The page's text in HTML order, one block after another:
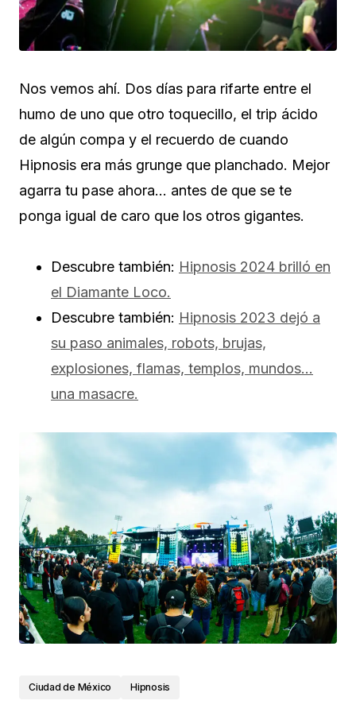
Nos vemos ahí. Dos días para rifarte entre el
humo de uno que otro toquecillo, el trip ácido
de algún compa y el recuerdo de cuando
Hipnosis era más grunge que planchado. Mejor
agarra tu pase ahora… antes de que se te
ponga igual de caro que los otros gigantes.
Descubre también: Hipnosis 2024 brilló en
el Diamante Loco.
Descubre también: Hipnosis 2023 dejó a
su paso animales, robots, brujas,
explosiones, flamas, templos, mundos…
una masacre.
Ciudad de México Hipnosis